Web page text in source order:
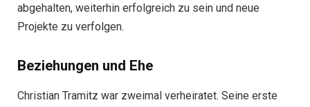
abgehalten, weiterhin erfolgreich zu sein und neue
Projekte zu verfolgen.
Beziehungen und Ehe
Christian Tramitz war zweimal verheiratet. Seine erste